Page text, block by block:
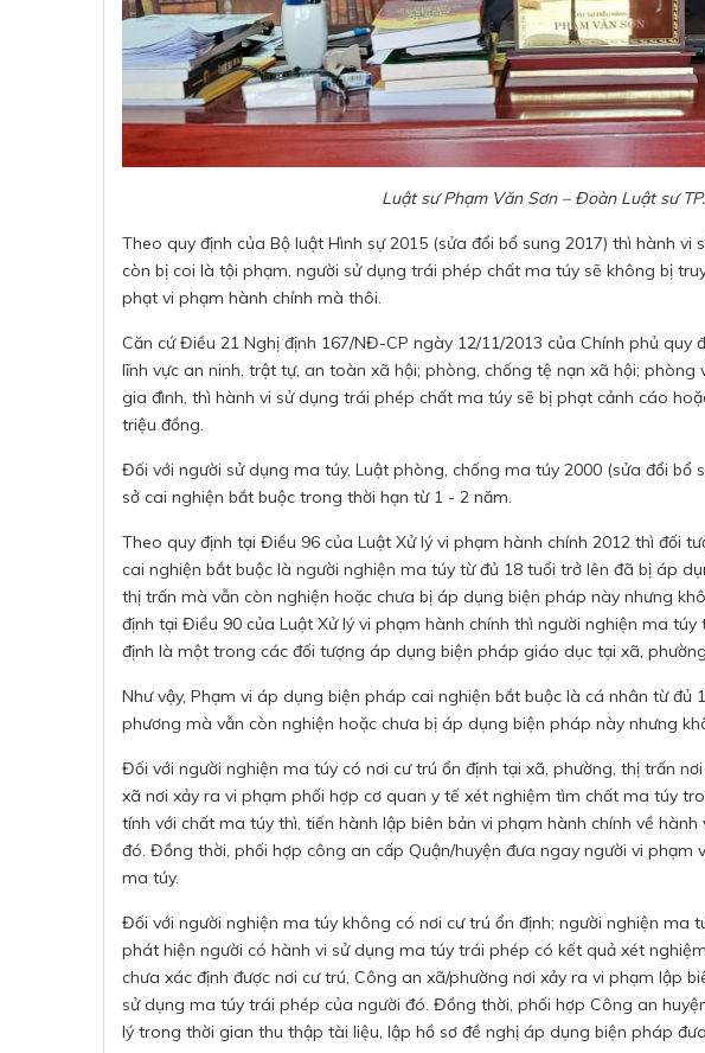
Luật sư Phạm Văn Sơn – Đoàn Luật sư
Theo quy định của Bộ luật Hình sự 2015 (sửa đổi bổ sung 2017) thì hành
còn bị coi là tội phạm, người sử dụng trái phép chất ma túy sẽ không bị
phạt vi phạm hành chính mà thôi.
Căn cứ Điều 21 Nghị định 167/NĐ-CP ngày 12/11/2013 của Chính phủ quy
lĩnh vực an ninh, trật tự, an toàn xã hội; phòng, chống tệ nạn xã hội; phòng
gia đình, thì hành vi sử dụng trái phép chất ma túy sẽ bị phạt cảnh cáo
triệu đồng.
Đối với người sử dụng ma túy, Luật phòng, chống ma túy 2000 (sửa đổi bổ
sở cai nghiện bắt buộc trong thời hạn từ 1 - 2 năm.
Theo quy định tại Điều 96 của Luật Xử lý vi phạm hành chính 2012 thì đối
cai nghiện bắt buộc là người nghiện ma túy từ đủ 18 tuổi trở lên đã bị áp
thị trấn mà vẫn còn nghiện hoặc chưa bị áp dụng biện pháp này nhưng
định tại Điều 90 của Luật Xử lý vi phạm hành chính thì người nghiện ma
định là một trong các đối tượng áp dụng biện pháp giáo dục tại xã,
Như vậy, Phạm vi áp dụng biện pháp cai nghiện bắt buộc là cá nhân từ đủ
phương mà vẫn còn nghiện hoặc chưa bị áp dụng biện pháp này nhưng
Đối với người nghiện ma túy có nơi cư trú ổn định tại xã, phường, thị trấn
xã nơi xảy ra vi phạm phối hợp cơ quan y tế xét nghiệm tìm chất ma túy
tính với chất ma túy thì, tiến hành lập biên bản vi phạm hành chính về
đó. Đồng thời, phối hợp công an cấp Quận/huyện đưa ngay người vi phạm
ma túy.
Đối với người nghiện ma túy không có nơi cư trú ổn định; người nghiện ma
phát hiện người có hành vi sử dụng ma túy trái phép có kết quả xét
chưa xác định được nơi cư trú, Công an xã/phường nơi xảy ra vi phạm lập
sử dụng ma túy trái phép của người đó. Đồng thời, phối hợp Công an
lý trong thời gian thu thập tài liệu, lập hồ sơ đề nghị áp dụng biện pháp